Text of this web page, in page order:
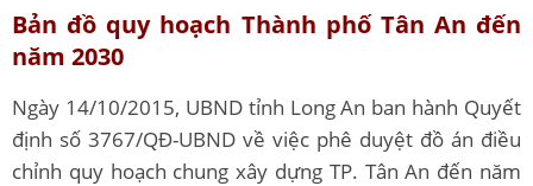
Bản đồ quy hoạch Thành phố Tân An đến
năm 2030
Ngày 14/10/2015, UBND tỉnh Long An ban hành Quyết
định số 3767/QĐ-UBND về việc phê duyệt đồ án điều
chỉnh quy hoạch chung xây dựng TP. Tân An đến năm